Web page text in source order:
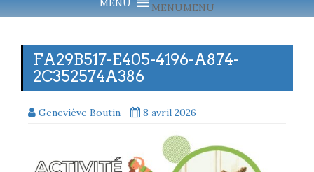
MENUMENU
FA29B517-E405-4196-A874-
2C352574A386
Geneviève Boutin 8 avril 2026